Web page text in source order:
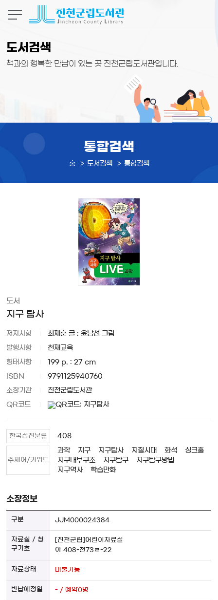
도서검색
책과의 행복한 만남이 있는 곳 진천군립도서관입니다.
통합검색
홈 도서검색 통합검색
도서
지구 탐사
저자사항 최재훈 글 ; 윤남선 그림
발행사항 천재교육
형태사항 199 p. : 27 cm
ISBN 9791125940760
소장기관 진천군립도서관
QR코드
한국십진분류 408
주제어/키워드
과학 지구 지구탐사 지질시대 화석
싱크홀
지구내부구조
지구탐구
지구탐구방법
지구역사
학습만화
소장정보
JJM000024384
[진천군립]어린이자료실
아 408-천73ㄹ-22
대출가능
- / 예약0명